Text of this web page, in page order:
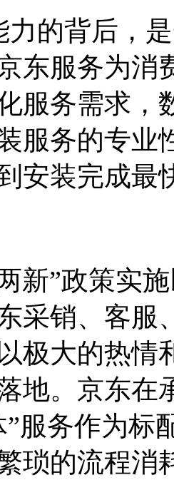
力的背后，
东服务为消
服务需求，
服务的专业
安装完成最
新”政策实
采销、客服
极大的热情
地。京东在
”服务作为标
琐的流程消